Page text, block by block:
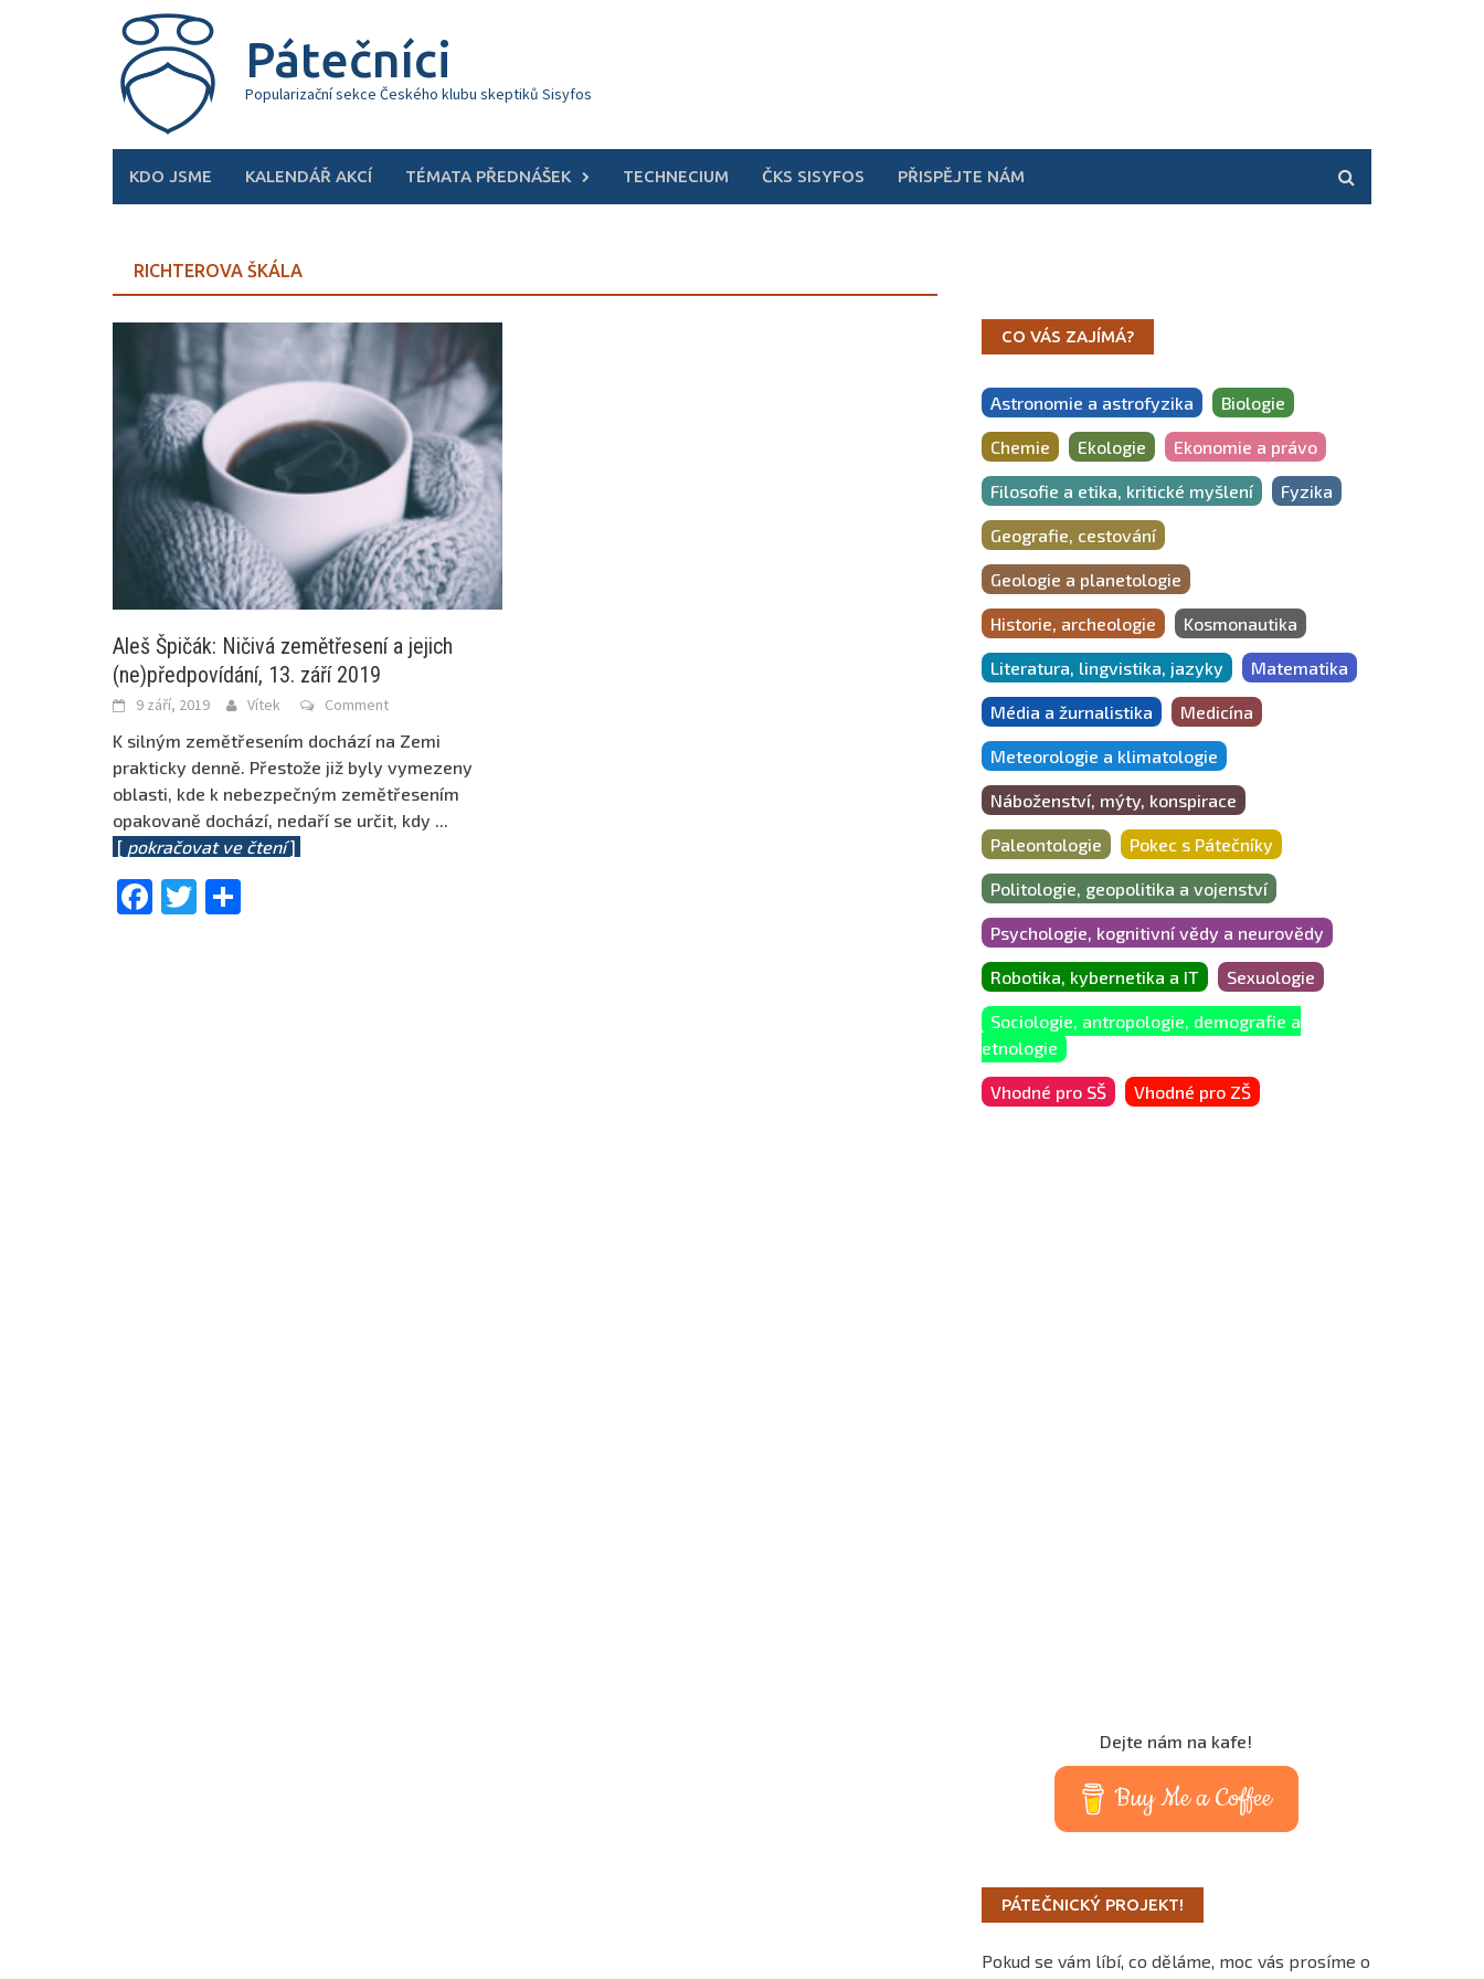
Pátečníci
Popularizační sekce Českého klubu skeptiků Sisyfos
KDO JSME KALENDÁŘ AKCÍ TÉMATA PŘEDNÁŠEK TECHNECIUM ČKS SISYFOS PŘISPĚJTE NÁM
RICHTEROVA ŠKÁLA
Aleš Špičák: Ničivá zemětřesení a jejich
(ne)předpovídání, 13. září 2019
9 září, 2019 Vítek Comment
K silným zemětřesením dochází na Zemi
prakticky denně. Přestože již byly vymezeny
oblasti, kde k nebezpečným zemětřesením
opakovaně dochází, nedaří se určit, kdy ...
[ pokračovat ve čtení]
Facebook
Twitter
CO VÁS ZAJÍMÁ?
Astronomie a astrofyzika Biologie
Chemie Ekologie Ekonomie a právo
Filosofie a etika, kritické myšlení Fyzika
Geografie, cestování
Geologie a planetologie
Historie, archeologie Kosmonautika
Literatura, lingvistika, jazyky Matematika
Média a žurnalistika Medicína
Meteorologie a klimatologie
Náboženství, mýty, konspirace
Paleontologie Pokec s Pátečníky
Politologie, geopolitika a vojenství
Psychologie, kognitivní vědy a neurovědy
Robotika, kybernetika a IT Sexuologie
Sociologie, antropologie, demografie a
etnologie
Vhodné pro SŠ Vhodné pro ZŠ
Dejte nám na kafe!
Buy Me a Coffee
PÁTEČNICKÝ PROJEKT!
Pokud se vám líbí, co děláme, moc vás prosíme o